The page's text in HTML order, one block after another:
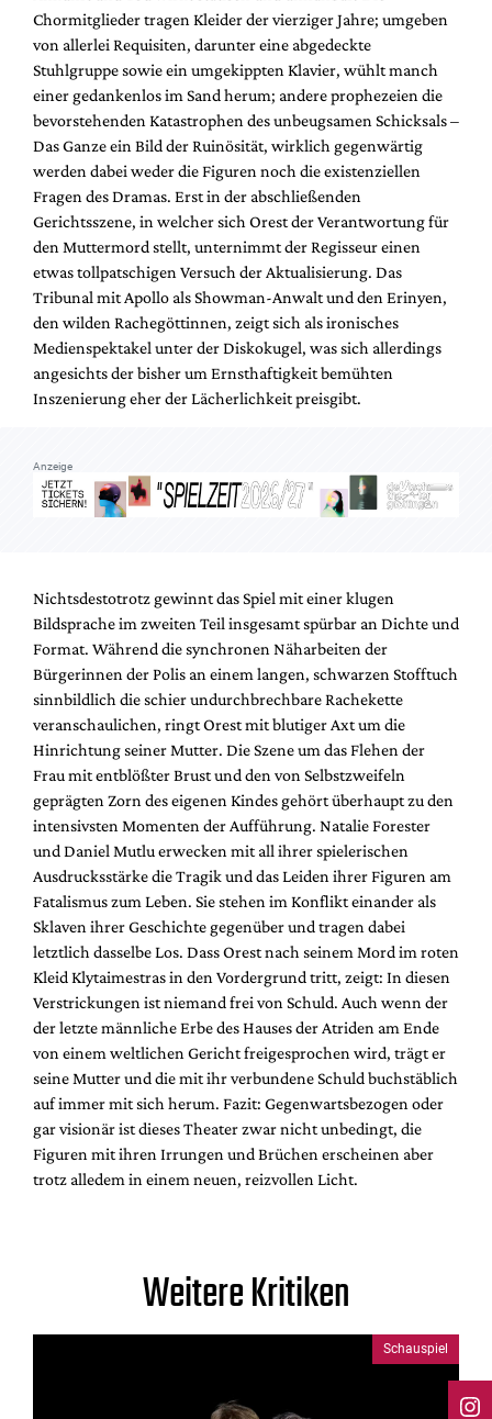
Chormitglieder tragen Kleider der vierziger Jahre; umgeben
von allerlei Requisiten, darunter eine abgedeckte
Stuhlgruppe sowie ein umgekippten Klavier, wühlt manch
einer gedankenlos im Sand herum; andere prophezeien die
bevorstehenden Katastrophen des unbeugsamen Schicksals –
Das Ganze ein Bild der Ruinösität, wirklich gegenwärtig
werden dabei weder die Figuren noch die existenziellen
Fragen des Dramas. Erst in der abschließenden
Gerichtsszene, in welcher sich Orest der Verantwortung für
den Muttermord stellt, unternimmt der Regisseur einen
etwas tollpatschigen Versuch der Aktualisierung. Das
Tribunal mit Apollo als Showman-Anwalt und den Erinyen,
den wilden Rachegöttinnen, zeigt sich als ironisches
Medienspektakel unter der Diskokugel, was sich allerdings
angesichts der bisher um Ernsthaftigkeit bemühten
Inszenierung eher der Lächerlichkeit preisgibt.
Anzeige
Nichtsdestotrotz gewinnt das Spiel mit einer klugen
Bildsprache im zweiten Teil insgesamt spürbar an Dichte und
Format. Während die synchronen Näharbeiten der
Bürgerinnen der Polis an einem langen, schwarzen Stofftuch
sinnbildlich die schier undurchbrechbare Rachekette
veranschaulichen, ringt Orest mit blutiger Axt um die
Hinrichtung seiner Mutter. Die Szene um das Flehen der
Frau mit entblößter Brust und den von Selbstzweifeln
geprägten Zorn des eigenen Kindes gehört überhaupt zu den
intensivsten Momenten der Aufführung. Natalie Forester
und Daniel Mutlu erwecken mit all ihrer spielerischen
Ausdrucksstärke die Tragik und das Leiden ihrer Figuren am
Fatalismus zum Leben. Sie stehen im Konflikt einander als
Sklaven ihrer Geschichte gegenüber und tragen dabei
letztlich dasselbe Los. Dass Orest nach seinem Mord im roten
Kleid Klytaimestras in den Vordergrund tritt, zeigt: In diesen
Verstrickungen ist niemand frei von Schuld. Auch wenn der
der letzte männliche Erbe des Hauses der Atriden am Ende
von einem weltlichen Gericht freigesprochen wird, trägt er
seine Mutter und die mit ihr verbundene Schuld buchstäblich
auf immer mit sich herum. Fazit: Gegenwartsbezogen oder
gar visionär ist dieses Theater zwar nicht unbedingt, die
Figuren mit ihren Irrungen und Brüchen erscheinen aber
trotz alledem in einem neuen, reizvollen Licht.
Weitere Kritiken
Schauspiel